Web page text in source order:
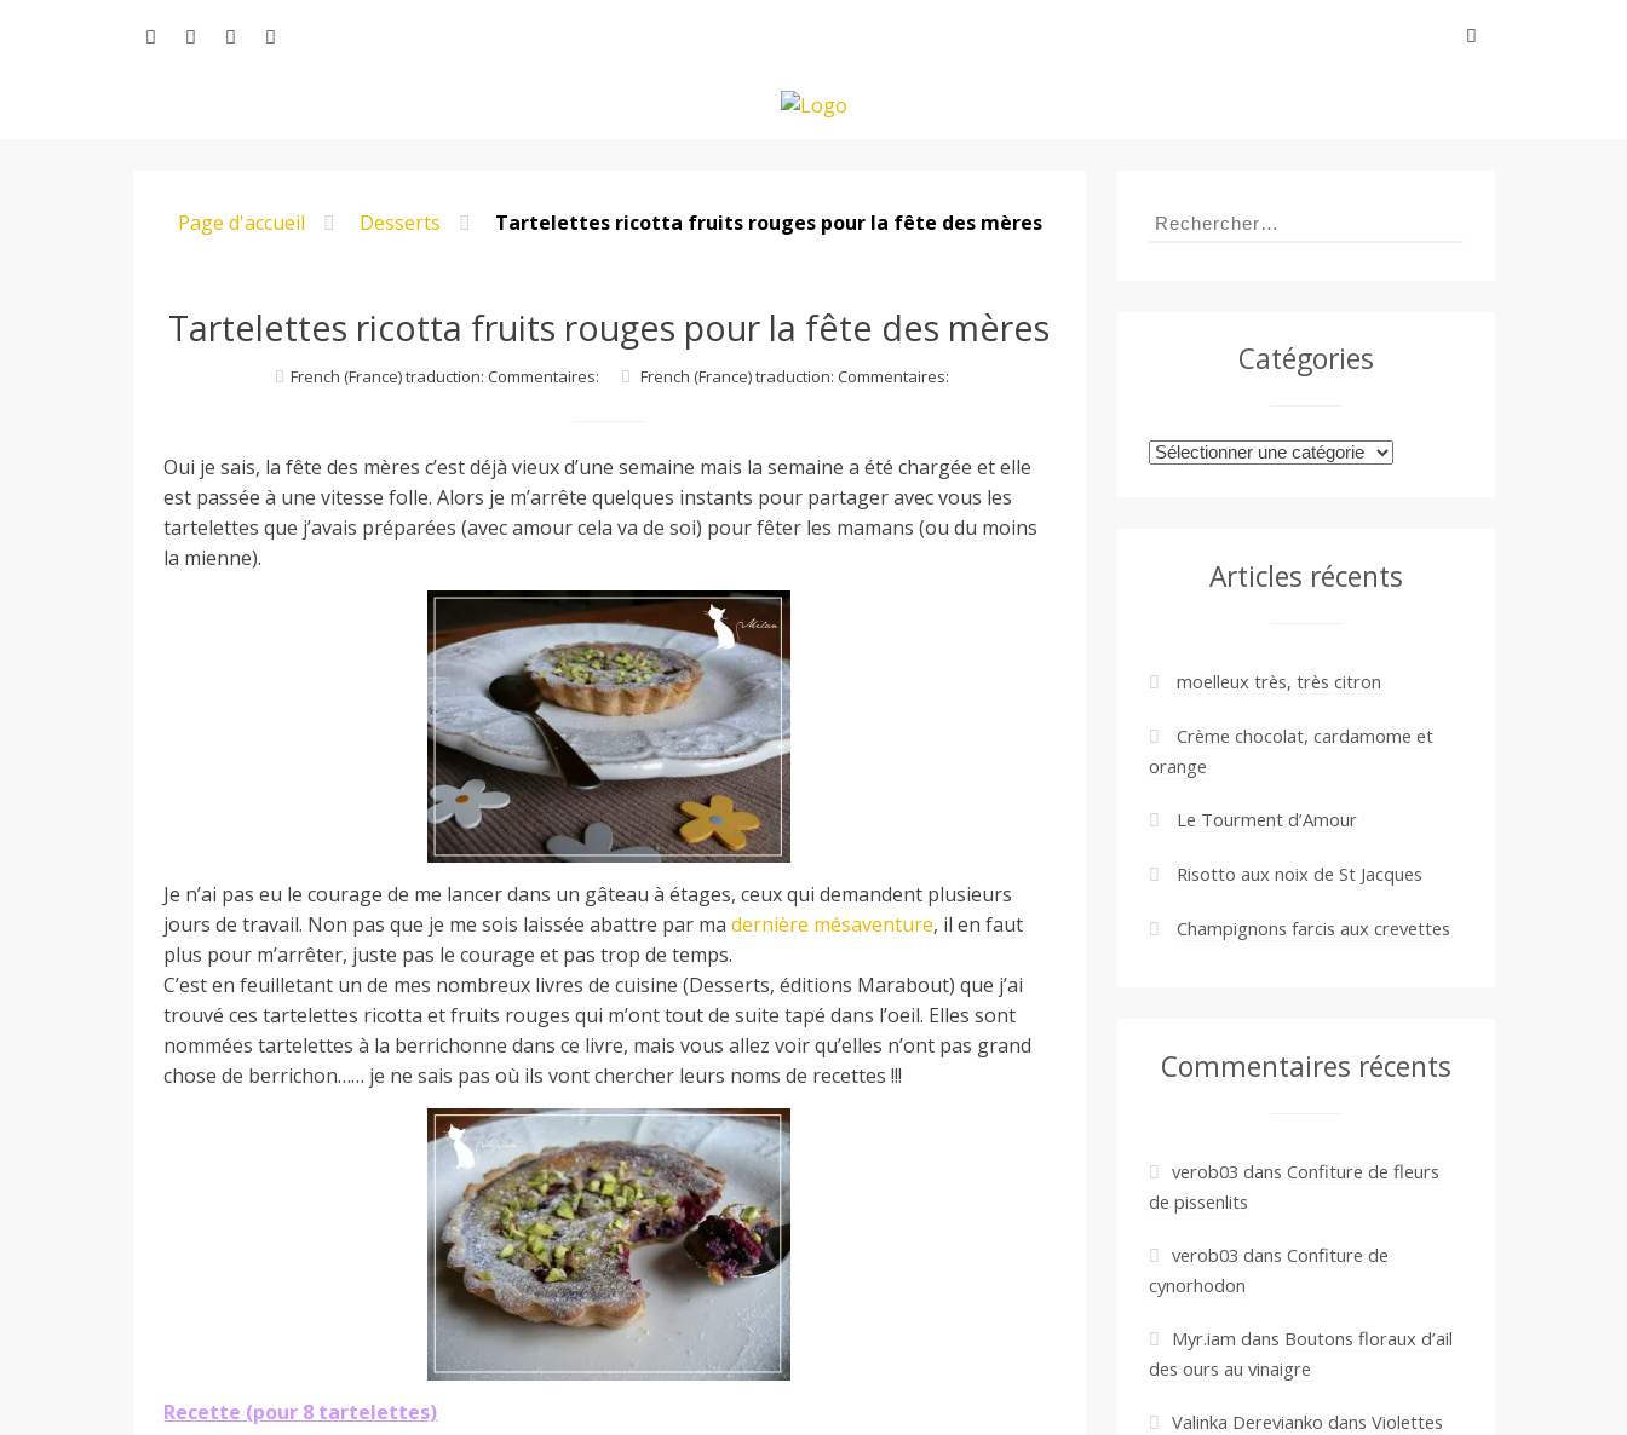
M
n
d
M
Page d'accueil Desserts Tartelettes ricotta fruits rouges pour la fête des mères
Tartelettes ricotta fruits rouges pour la fête des mères
French (France) traduction: Commentaires: French (France) traduction: Commentaires:
Oui je sais, la fête des mères c’est déjà vieux d’une semaine mais la semaine a été chargée et elle
est passée à une vitesse folle. Alors je m’arrête quelques instants pour partager avec vous les
tartelettes que j’avais préparées (avec amour cela va de soi) pour fêter les mamans (ou du moins
la mienne).
Je n’ai pas eu le courage de me lancer dans un gâteau à étages, ceux qui demandent plusieurs
jours de travail. Non pas que je me sois laissée abattre par madernière mésaventure, il en faut
plus pour m’arrêter, juste pas le courage et pas trop de temps.
C’est en feuilletant un de mes nombreux livres de cuisine (Desserts, éditions Marabout) que j’ai
trouvé ces tartelettes ricotta et fruits rouges qui m’ont tout de suite tapé dans l’oeil. Elles sont
nommées tartelettes à la berrichonne dans ce livre, mais vous allez voir qu’elles n’ont pas grand
chose de berrichon…… je ne sais pas où ils vont chercher leurs noms de recettes !!!
Recette (pour 8 tartelettes)
Rechercher :
Catégories
Catégories
Articles récents
moelleux très, très citron
Crème chocolat, cardamome et
orange
Le Tourment d’Amour
Risotto aux noix de St Jacques
Champignons farcis aux crevettes
Commentaires récents
verob03 dans Confiture de fleurs
de pissenlits
verob03 dans Confiture de
cynorhodon
Myr.iam dans Boutons floraux d’ail
des ours au vinaigre
Valinka Derevianko dans Violettes